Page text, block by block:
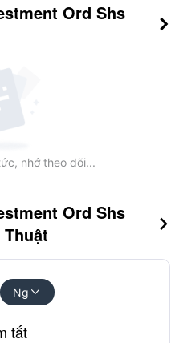
Ord Shs

nhớ theo dõi...
Ord Shs

Ng 
tắt